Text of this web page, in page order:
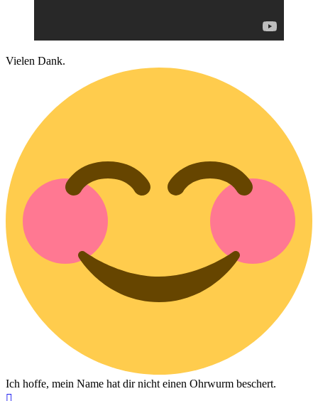
Vielen Dank.
Ich hoffe, mein Name hat dir nicht einen Ohrwurm beschert.